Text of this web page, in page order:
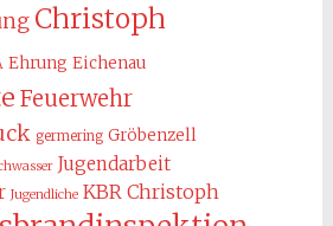
Christoph
Ehrung Eichenau
Feuerwehr
germering Gröbenzell
Jugendarbeit
Jugendliche KBR Christoph